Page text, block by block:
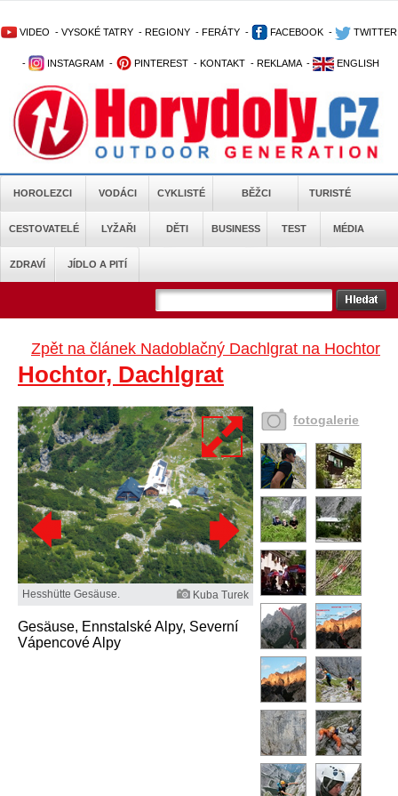
VIDEO - VYSOKÉ TATRY - REGIONY - FERÁTY - FACEBOOK - TWITTER
- INSTAGRAM - PINTEREST - KONTAKT - REKLAMA - ENGLISH
HOROLEZCI VODÁCI CYKLISTÉ BĚŽCI TURISTÉ
CESTOVATELÉ LYŽAŘI DĚTI BUSINESS TEST MÉDIA
ZDRAVÍ JÍDLO A PITÍ
Zpět na článek Nadoblačný Dachlgrat na Hochtor
Hochtor, Dachlgrat
Hesshütte Gesäuse. Kuba Turek
Gesäuse, Ennstalské Alpy, Severní
Vápencové Alpy
fotogalerie